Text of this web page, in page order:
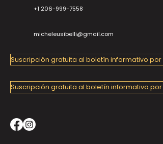
+1 206-999-7558
micheleusibelli@gmail.com
Suscripción gratuita al boletín informativo por
Suscripción gratuita al boletín informativo por